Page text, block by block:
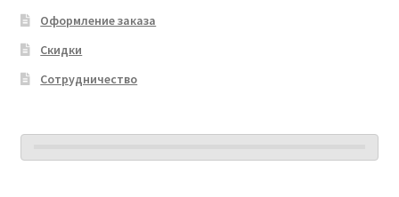
Оформление заказа
Скидки
Сотрудничество